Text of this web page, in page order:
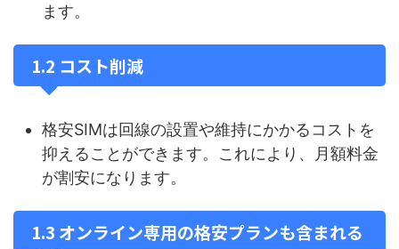
ます。
1.2 コスト削減
格安SIMは回線の設置や維持にかかるコストを
抑えることができます。これにより、月額料金
が割安になります。
1.3 オンライン専用の格安プランも含まれる